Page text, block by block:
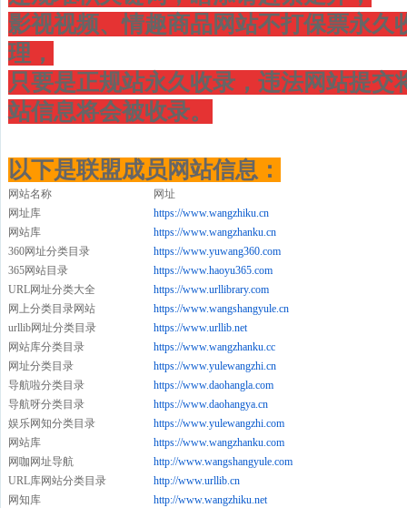
影视视频、情趣商品网站不打保票永久
理，
只要是正规站永久收录，违法网站提交
站信息将会被收录。
以下是联盟成员网站信息：
网站名称
网址
网址库
https://www.wangzhiku.cn
网站库
https://www.wangzhanku.cn
360网址分类目录
https://www.yuwang360.com
365网站目录
https://www.haoyu365.com
URL网址分类大全
https://www.urllibrary.com
网上分类目录网站
https://www.wangshangyule.cn
urllib网址分类目录
https://www.urllib.net
网站库分类目录
https://www.wangzhanku.cc
网址分类目录
https://www.yulewangzhi.cn
导航啦分类目录
https://www.daohangla.com
导航呀分类目录
https://www.daohangya.cn
娱乐网知分类目录
https://www.yulewangzhi.com
网站库
https://www.wangzhanku.com
网咖网址导航
http://www.wangshangyule.com
URL库网站分类目录
http://www.urllib.cn
网知库
http://www.wangzhiku.net